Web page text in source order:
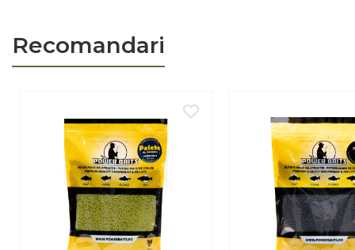
Recomandari